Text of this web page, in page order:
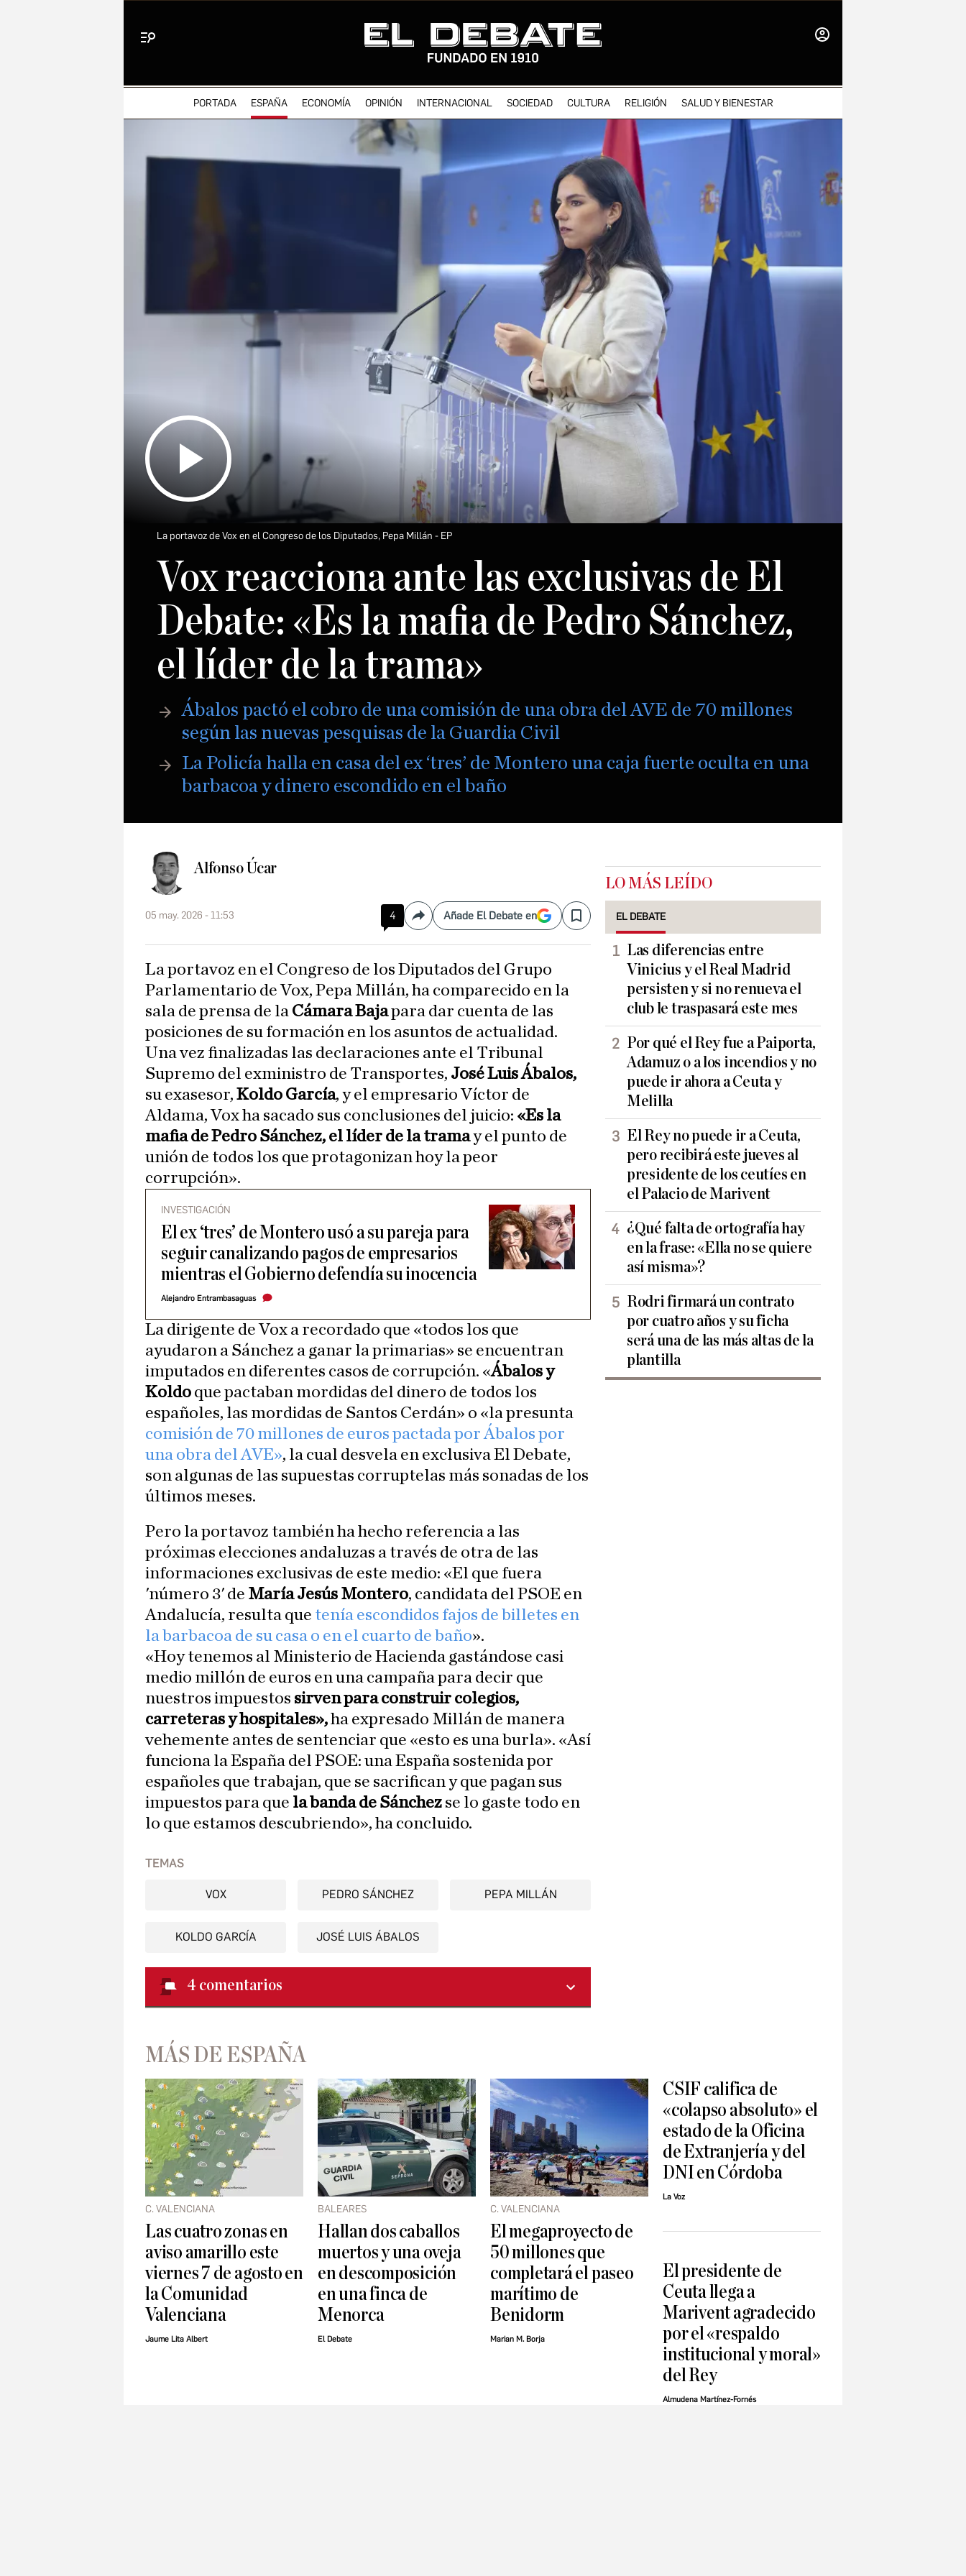
PORTADA ESPAÑA ECONOMÍA OPINIÓN INTERNACIONAL SOCIEDAD CULTURA RELIGIÓN SALUD Y BIENESTAR
La portavoz de Vox en el Congreso de los Diputados, Pepa Millán EP
Vox reacciona ante las exclusivas de El
Debate: «Es la mafia de Pedro Sánchez,
el líder de la trama»
Ábalos pactó el cobro de una comisión de una obra del AVE de 70 millones
según las nuevas pesquisas de la Guardia Civil
La Policía halla en casa del ex ‘tres’ de Montero una caja fuerte oculta en una
barbacoa y dinero escondido en el baño
Alfonso Úcar
05 may. 2026 - 11:53 4 CompartirAñade El Debate en Save
La portavoz en el Congreso de los Diputados del Grupo
Parlamentario de Vox, Pepa Millán, ha comparecido en la
sala de prensa de la Cámara Bajapara dar cuenta de las
posiciones de su formación en los asuntos de actualidad.
Una vez finalizadas las declaraciones ante el Tribunal
Supremo del exministro de Transportes, José Luis Ábalos,
su exasesor, Koldo García, y el empresario Víctor de
Aldama, Vox ha sacado sus conclusiones del juicio: «Es la
mafia de Pedro Sánchez, el líder de la tramay el punto de
unión de todos los que protagonizan hoy la peor
corrupción».
INVESTIGACIÓN
El ex ‘tres’ de Montero usó a su pareja para
seguir canalizando pagos de empresarios
mientras el Gobierno defendía su inocencia
Alejandro Entrambasaguas
La dirigente de Vox a recordado que «todos los que
ayudaron a Sánchez a ganar la primarias» se encuentran
imputados en diferentes casos de corrupción. «Ábalos y
Koldo que pactaban mordidas del dinero de todos los
españoles, las mordidas de Santos Cerdán» o «la presunta
comisión de 70 millones de euros pactada por Ábalos por
una obra del AVE», la cual desvela en exclusiva El Debate,
son algunas de las supuestas corruptelas más sonadas de los
últimos meses.
Pero la portavoz también ha hecho referencia a las
próximas elecciones andaluzas a través de otra de las
informaciones exclusivas de este medio: «El que fuera
'número 3' de María Jesús Montero, candidata del PSOE en
Andalucía, resulta que tenía escondidos fajos de billetes en
la barbacoa de su casa o en el cuarto de baño».
«Hoy tenemos al Ministerio de Hacienda gastándose casi
medio millón de euros en una campaña para decir que
nuestros impuestos sirven para construir colegios,
carreteras y hospitales»,ha expresado Millán de manera
vehemente antes de sentenciar que «esto es una burla». «Así
funciona la España del PSOE: una España sostenida por
españoles que trabajan, que se sacrifican y que pagan sus
impuestos para que la banda de Sánchez se lo gaste todo en
lo que estamos descubriendo», ha concluido.
TEMAS
VOX PEDRO SÁNCHEZ PEPA MILLÁN
KOLDO GARCÍA JOSÉ LUIS ÁBALOS
4 comentarios
LO MÁS LEÍDO
EL DEBATE
Las diferencias entre
Vinicius y el Real Madrid
persisten y si no renueva el
club le traspasará este mes
Por qué el Rey fue a Paiporta,
Adamuz o a los incendios y no
puede ir ahora a Ceuta y
Melilla
El Rey no puede ir a Ceuta,
pero recibirá este jueves al
presidente de los ceutíes en
el Palacio de Marivent
¿Qué falta de ortografía hay
en la frase: «Ella no se quiere
así misma»?
Rodri firmará un contrato
por cuatro años y su ficha
será una de las más altas de la
plantilla
MÁS DE ESPAÑA
C. VALENCIANA
Las cuatro zonas en
aviso amarillo este
viernes 7 de agosto en
la Comunidad
Valenciana
Jaume Lita Albert
BALEARES
Hallan dos caballos
muertos y una oveja
en descomposición
en una finca de
Menorca
El Debate
C. VALENCIANA
El megaproyecto de
50 millones que
completará el paseo
marítimo de
Benidorm
Marian M. Borja
CSIF califica de
«colapso absoluto» el
estado de la Oficina
de Extranjería y del
DNI en Córdoba
La Voz
El presidente de
Ceuta llega a
Marivent agradecido
por el «respaldo
institucional y moral»
del Rey
Almudena Martínez-Fornés